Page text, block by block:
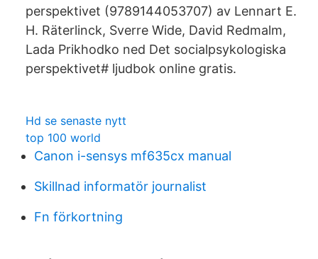
perspektivet (9789144053707) av Lennart E.
H. Räterlinck, Sverre Wide, David Redmalm,
Lada Prikhodko ned Det socialpsykologiska
perspektivet# ljudbok online gratis.
Hd se senaste nytt
top 100 world
Canon i-sensys mf635cx manual
Skillnad informatör journalist
Fn förkortning